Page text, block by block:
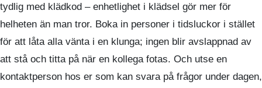
tydlig med klädkod – enhetlighet i klädsel gör mer för
helheten än man tror. Boka in personer i tidsluckor i stället
för att låta alla vänta i en klunga; ingen blir avslappnad av
att stå och titta på när en kollega fotas. Och utse en
kontaktperson hos er som kan svara på frågor under dagen,